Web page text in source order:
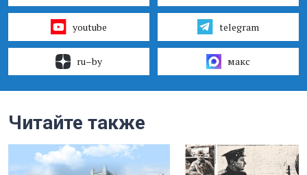
youtube telegram
ru–by макс
Читайте также